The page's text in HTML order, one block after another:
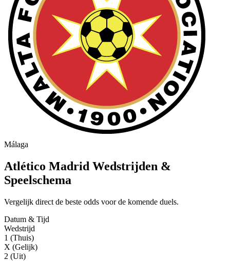
Málaga
Atlético Madrid Wedstrijden &
Speelschema
Vergelijk direct de beste odds voor de komende duels.
Datum & Tijd
Wedstrijd
1 (Thuis)
X (Gelijk)
2 (Uit)